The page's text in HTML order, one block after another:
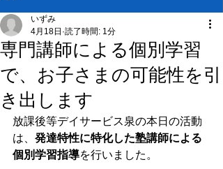
専門講師による個別学習
で、お子さまの可能性を引
き出します
いずみ
4月18日 読了時間: 1分
放課後等デイサービス泉の本日の活動
は、 発達特性に特化した塾講師による
個別学習指導を行いました。